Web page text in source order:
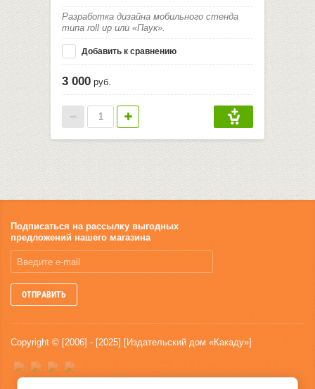
Разработка дизайна мобильного стенда
типа roll up или «Паук».
Добавить к сравнению
3 000 руб.
Подписаться на рассылку выгодных
предложений нашего магазина
ОТПРАВИТЬ
Copyright © [2006] - [2025] [Издательский дом «Какаду»]